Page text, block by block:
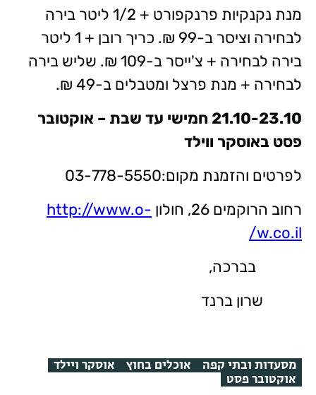
מנת נקנקיות פרנקפורט + 1/2 ליטר בירה
לבחירה וציסר ב-99 ₪. כריך רובן + 1 ליטר
בירה לבחירה + צ'ייסר ב-109 ₪. שליש בירה
לבחירה + מנת פרצל ומטבלים ב-49 ₪.
21.10-23.10 חמישי עד שבת – אוקטובר
פסט באוסקר ווילד
לפרטים והזמנת מקום:03-778-5550
רחוב הרוקמים 26, חולון
http://www.o-
w.co.il/
בברכה,
שרון ברנד
מסעדות ובתי קפה אוכלים בחוץ אוסקר ויילד
אוקטובר פסט